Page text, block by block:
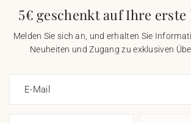
5€ geschenkt auf Ihre erste
Melden Sie sich an, und erhalten Sie
Neuheiten und Zugang zu exklusiven
E-Mail